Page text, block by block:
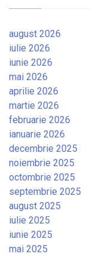
august 2026
iulie 2026
iunie 2026
mai 2026
aprilie 2026
martie 2026
februarie 2026
ianuarie 2026
decembrie 2025
noiembrie 2025
octombrie 2025
septembrie 2025
august 2025
iulie 2025
iunie 2025
mai 2025